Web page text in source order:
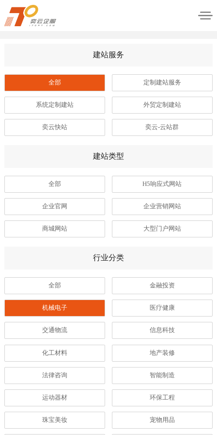
建站服务
全部 定制建站服务
系统定制建站 外贸定制建站
奕云快站 奕云-云站群
建站类型
全部 H5响应式网站
企业官网 企业营销网站
商城网站 大型门户网站
行业分类
全部 金融投资
机械电子 医疗健康
交通物流 信息科技
化工材料 地产装修
法律咨询 智能制造
运动器材 环保工程
珠宝美妆 宠物用品